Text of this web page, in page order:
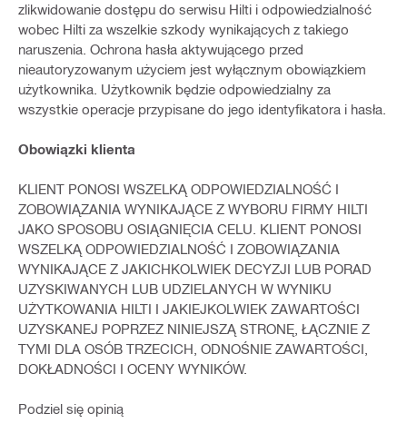
zlikwidowanie dostępu do serwisu Hilti i odpowiedzialność
wobec Hilti za wszelkie szkody wynikających z takiego
naruszenia. Ochrona hasła aktywującego przed
nieautoryzowanym użyciem jest wyłącznym obowiązkiem
użytkownika. Użytkownik będzie odpowiedzialny za
wszystkie operacje przypisane do jego identyfikatora i hasła.
Obowiązki klienta
KLIENT PONOSI WSZELKĄ ODPOWIEDZIALNOŚĆ I
ZOBOWIĄZANIA WYNIKAJĄCE Z WYBORU FIRMY HILTI
JAKO SPOSOBU OSIĄGNIĘCIA CELU. KLIENT PONOSI
WSZELKĄ ODPOWIEDZIALNOŚĆ I ZOBOWIĄZANIA
WYNIKAJĄCE Z JAKICHKOLWIEK DECYZJI LUB PORAD
UZYSKIWANYCH LUB UDZIELANYCH W WYNIKU
UŻYTKOWANIA HILTI I JAKIEJKOLWIEK ZAWARTOŚCI
UZYSKANEJ POPRZEZ NINIEJSZĄ STRONĘ, ŁĄCZNIE Z
TYMI DLA OSÓB TRZECICH, ODNOŚNIE ZAWARTOŚCI,
DOKŁADNOŚCI I OCENY WYNIKÓW.
Podziel się opinią